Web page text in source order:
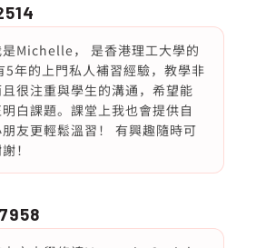
是Michelle， 是香港理工大學的
5年的上門私人補習經驗，教學非
很注重與學生的溝通，希望能
白課題。課堂上我也會提供自
友更輕鬆溫習！ 有興趣隨時可
！